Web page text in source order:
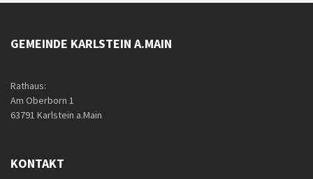
GEMEINDE KARLSTEIN A.MAIN
Rathaus:
Am Oberborn 1
63791 Karlstein a.Main
KONTAKT